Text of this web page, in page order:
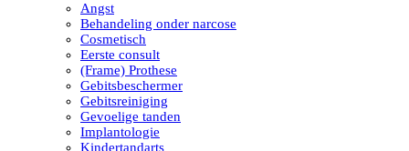
Angst
Behandeling onder narcose
Cosmetisch
Eerste consult
(Frame) Prothese
Gebitsbeschermer
Gebitsreiniging
Gevoelige tanden
Implantologie
Kindertandarts